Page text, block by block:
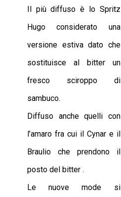
Il più diffuso è lo Spritz
Hugo considerato una
versione estiva dato che
sostituisce al bitter un
fresco sciroppo di
sambuco.
Diffuso anche quelli con
l’amaro fra cui il Cynar e il
Braulio che prendono il
posto del bitter .
Le nuove mode si